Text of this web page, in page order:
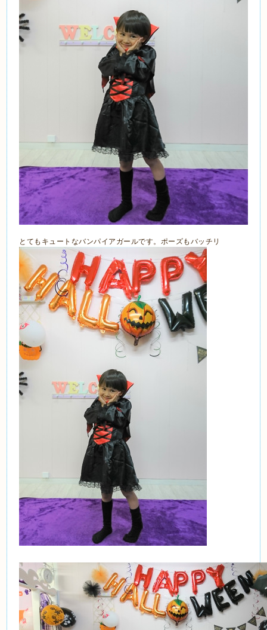
とてもキュートなバンパイアガールです。ポーズもバッチリ